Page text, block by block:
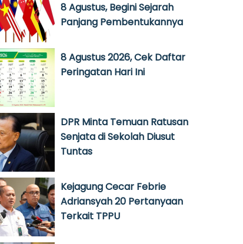
8 Agustus, Begini Sejarah
Panjang Pembentukannya
8 Agustus 2026, Cek Daftar
Peringatan Hari Ini
DPR Minta Temuan Ratusan
Senjata di Sekolah Diusut
Tuntas
Kejagung Cecar Febrie
Adriansyah 20 Pertanyaan
Terkait TPPU